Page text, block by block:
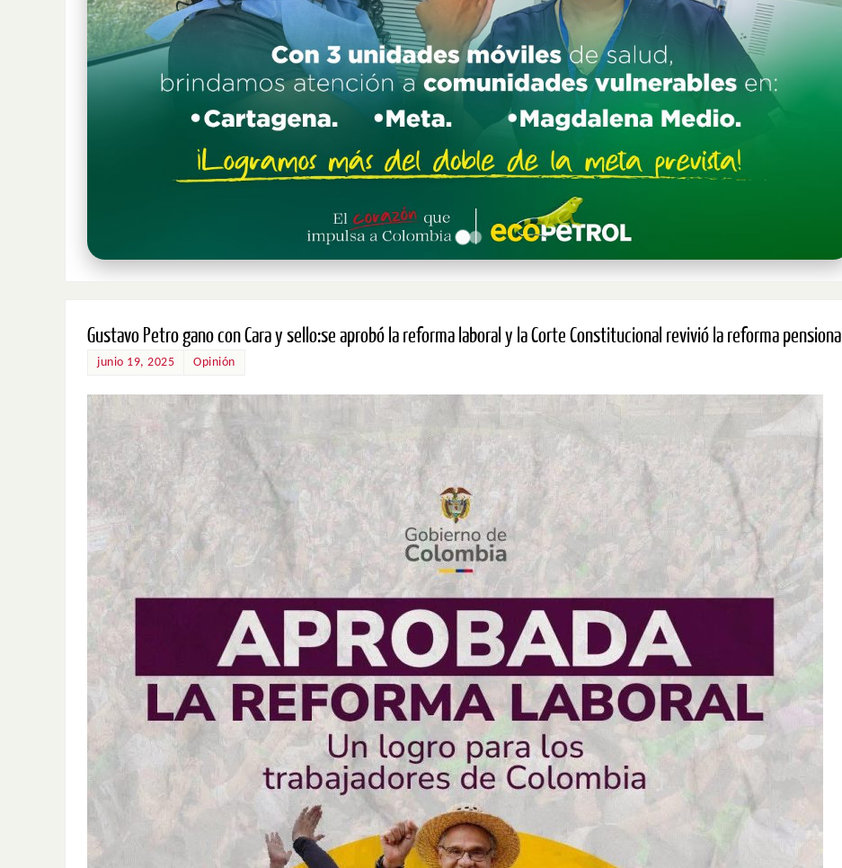
Gustavo Petro gano con Cara y sello:se aprobó la reforma laboral y la Corte Constitucional revivió la reforma pensional
junio 19, 2025 Opinión